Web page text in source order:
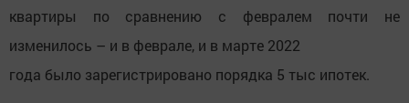
квартиры по сравнению с февралем почти не
изменилось – и в феврале, и в марте 2022
года было зарегистрировано порядка 5 тыс ипотек.